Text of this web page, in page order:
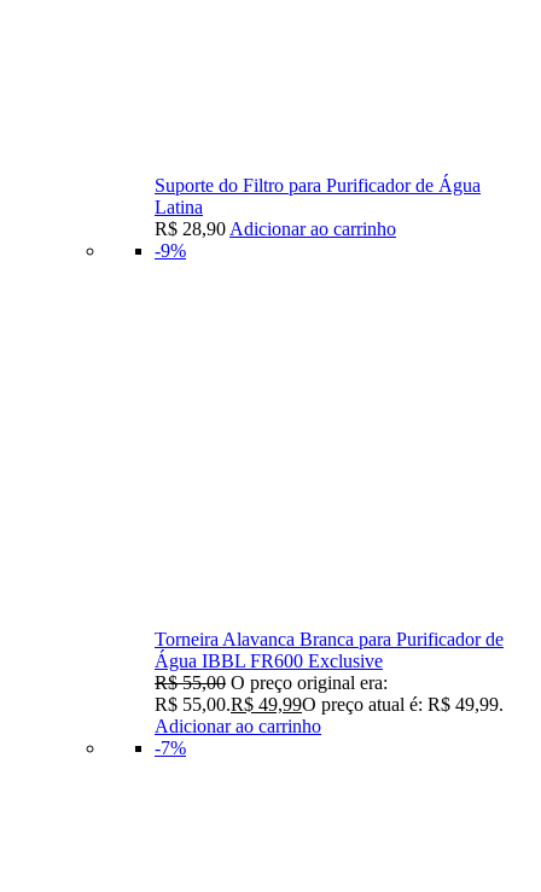
Suporte do Filtro para Purificador de Água
Latina
R$ 28,90 Adicionar ao carrinho
-9%
Torneira Alavanca Branca para Purificador de
Água IBBL FR600 Exclusive
R$55,00 O preço original era:
R$ 55,00.R$ 49,99O preço atual é: R$ 49,99.
Adicionar ao carrinho
-7%